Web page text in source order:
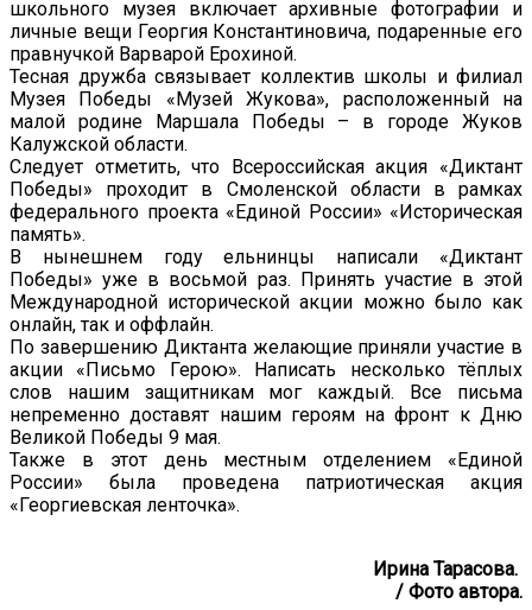
школьного музея включает архивные фотографии и
личные вещи Георгия Константиновича, подаренные его
правнучкой Варварой Ерохиной.
Тесная дружба связывает коллектив школы и филиал
Музея Победы «Музей Жукова», расположенный на
малой родине Маршала Победы – в городе Жуков
Калужской области.
Следует отметить, что Всероссийская акция «Диктант
Победы» проходит в Смоленской области в рамках
федерального проекта «Единой России» «Историческая
память».
В нынешнем году ельнинцы написали «Диктант
Победы» уже в восьмой раз. Принять участие в этой
Международной исторической акции можно было как
онлайн, так и оффлайн.
По завершению Диктанта желающие приняли участие в
акции «Письмо Герою». Написать несколько тёплых
слов нашим защитникам мог каждый. Все письма
непременно доставят нашим героям на фронт к Дню
Великой Победы 9 мая.
Также в этот день местным отделением «Единой
России» была проведена патриотическая акция
«Георгиевская ленточка».
Ирина Тарасова.
/ Фото автора.